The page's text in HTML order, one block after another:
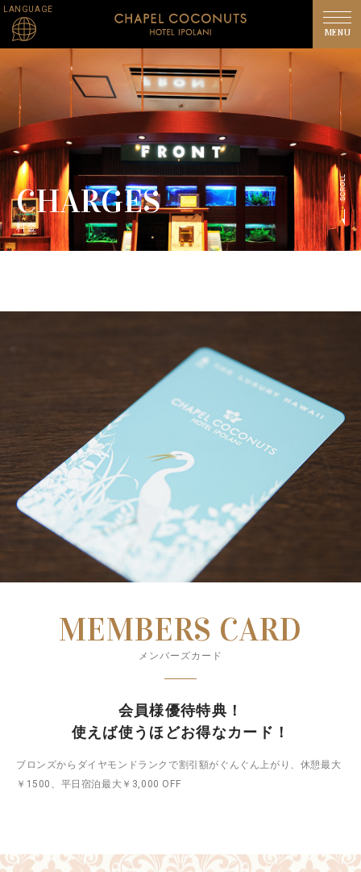
LANGUAGE
CHARGES
料金
MEMBERS CARD
メンバーズカード
会員様優待特典！
使えば使うほどお得なカード！
ブロンズからダイヤモンドランクで割引額がぐんぐん上がり、休憩最大
￥1500、平日宿泊最大￥3,000 OFF